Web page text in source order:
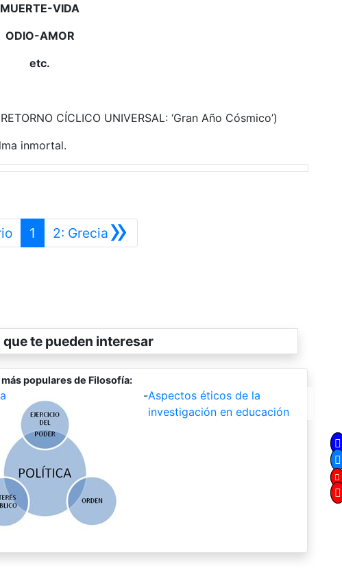
MUERTE-VIDA
ODIO-AMOR
etc.
CÍCLICO UNIVERSAL: ‘Gran Año Cósmico’)
inmortal.
1 »
2: GreciaSiguiente
te pueden interesar
populares de Filosofía:
-Aspectos éticos de la
investigación en educación